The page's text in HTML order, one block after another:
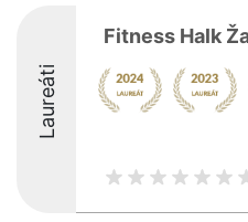
Laureáti
Fitness Halk